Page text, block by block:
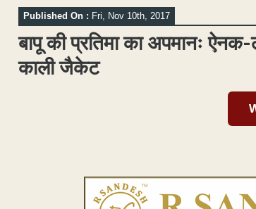
Published On : Fri, Nov 10th, 2017
बापू की प्रतिमा का अपमानः ऐनक-
काली जैकेट